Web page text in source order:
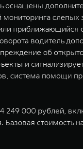
оснащены
приближающийся
водитель
об
и
система помощи
4 249 000 рублей,
стоимость